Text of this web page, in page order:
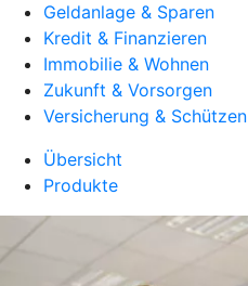
Geldanlage & Sparen
Kredit & Finanzieren
Immobilie & Wohnen
Zukunft & Vorsorgen
Versicherung & Schützen
Übersicht
Produkte